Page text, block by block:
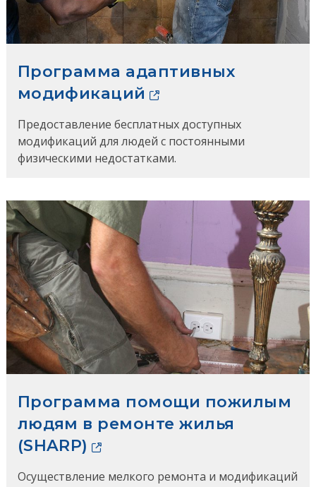
Программа адаптивных
модификаций
Предоставление бесплатных доступных
модификаций для людей с постоянными
физическими недостатками.
Программа помощи пожилым
людям в ремонте жилья
(SHARP)
Осуществление мелкого ремонта и модификаций